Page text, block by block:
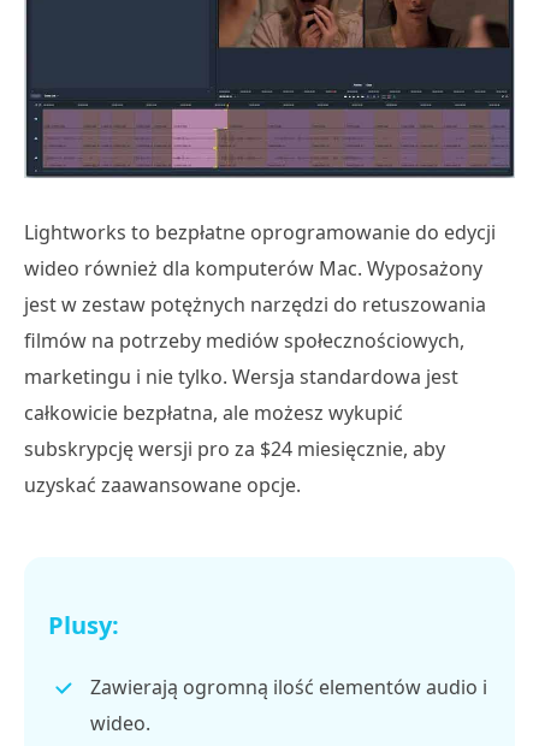
Lightworks to bezpłatne oprogramowanie do edycji
wideo również dla komputerów Mac. Wyposażony
jest w zestaw potężnych narzędzi do retuszowania
filmów na potrzeby mediów społecznościowych,
marketingu i nie tylko. Wersja standardowa jest
całkowicie bezpłatna, ale możesz wykupić
subskrypcję wersji pro za $24 miesięcznie, aby
uzyskać zaawansowane opcje.
Plusy:
Zawierają ogromną ilość elementów audio i
wideo.